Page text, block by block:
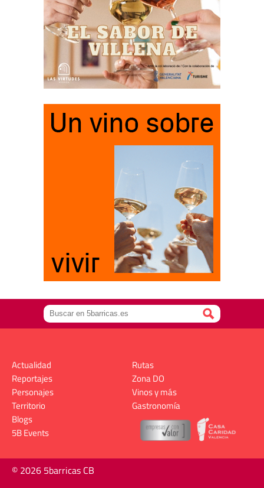
Actualidad
Reportajes
Personajes
Territorio
Rutas
Zona DO
Vinos y más
Gastronomía
Blogs
5B Events
© 2026 5barricas CB